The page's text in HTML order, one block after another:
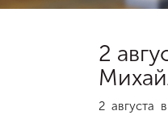
2
2 августа